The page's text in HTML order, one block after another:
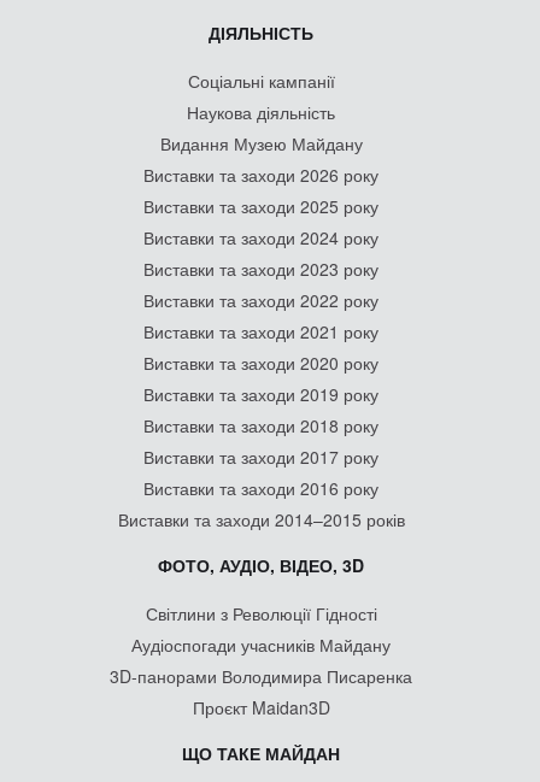
ДІЯЛЬНІСТЬ
Соціальні кампанії
Наукова діяльність
Видання Музею Майдану
Виставки та заходи 2026 року
Виставки та заходи 2025 року
Виставки та заходи 2024 року
Виставки та заходи 2023 року
Виставки та заходи 2022 року
Виставки та заходи 2021 року
Виставки та заходи 2020 року
Виставки та заходи 2019 року
Виставки та заходи 2018 року
Виставки та заходи 2017 року
Виставки та заходи 2016 року
Виставки та заходи 2014–2015 років
ФОТО, АУДІО, ВІДЕО, 3D
Світлини з Революції Гідності
Аудіоспогади учасників Майдану
3D-панорами Володимира Писаренка
Проєкт Maidan3D
ЩО ТАКЕ МАЙДАН